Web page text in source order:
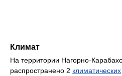
Климат
На территории Нагорно-
распространено 2 климатических